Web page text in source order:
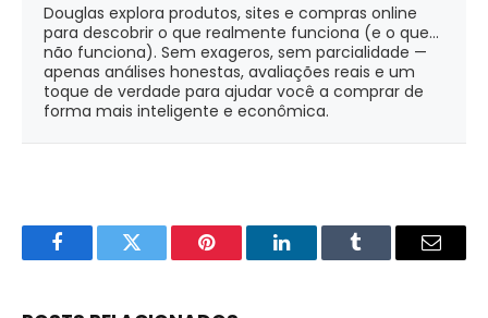
Douglas explora produtos, sites e compras online
para descobrir o que realmente funciona (e o que...
não funciona). Sem exageros, sem parcialidade —
apenas análises honestas, avaliações reais e um
toque de verdade para ajudar você a comprar de
forma mais inteligente e econômica.
FacebookTwitter Pinterest LinkedInTumblr Email